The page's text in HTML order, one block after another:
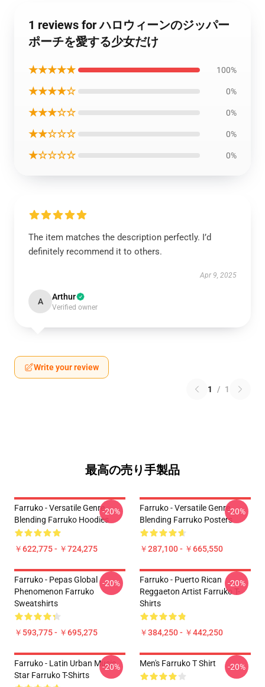
1 reviews for ハロウィーンのジッパー
ポーチを愛する少女だけ
★★★★★ 100%
★★★★☆ 0%
★★★☆☆ 0%
★★☆☆☆ 0%
★☆☆☆☆ 0%
The item matches the description perfectly. I’d
definitely recommend it to others.
Apr 9, 2025
A Arthur
Verified owner
Write your review
1 / 1
最高の売り手製品
Farruko - Versatile Genre
Blending Farruko Hoodies
￥622,775 - ￥724,275
-20%
Farruko - Versatile Genre
Blending Farruko Posters
￥287,100 - ￥665,550
-20%
Farruko - Pepas Global
Phenomenon Farruko
Sweatshirts
￥593,775 - ￥695,275
-20%
Farruko - Puerto Rican
Reggaeton Artist Farruko T-
Shirts
￥384,250 - ￥442,250
-20%
Farruko - Latin Urban Music
Star Farruko T-Shirts
-20% Men's Farruko T Shirt -20%